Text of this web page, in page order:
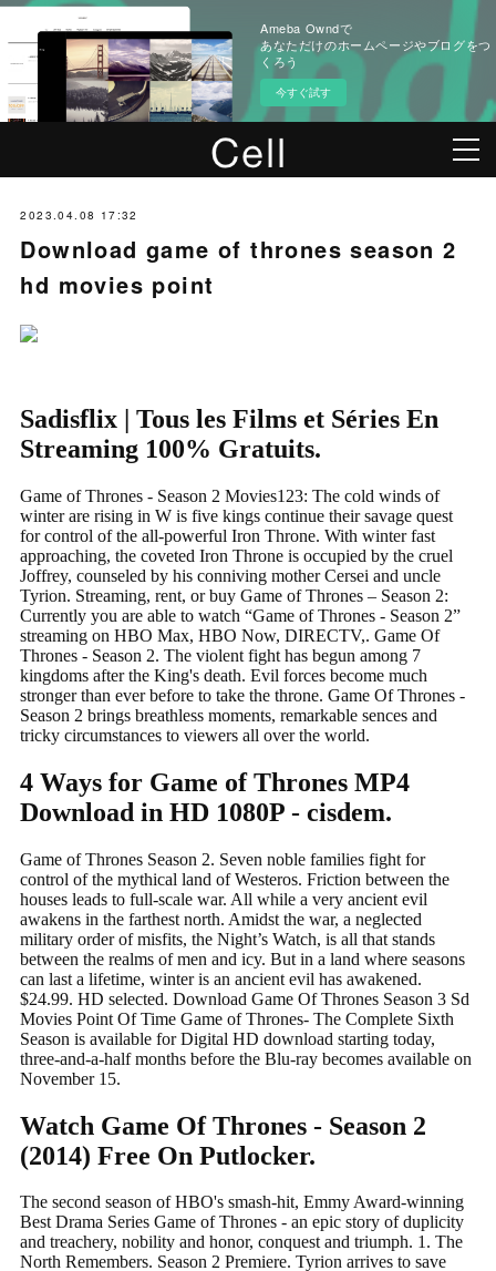
Ameba Owndで
あなただけのホームページやブログをつ
くろう
今すぐ試す
2023.04.08 17:32
Download game of thrones season 2
hd movies point